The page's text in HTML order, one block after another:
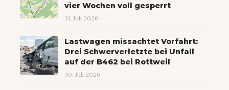
vier Wochen voll gesperrt
31. Juli 2026
Lastwagen missachtet Vorfahrt:
Drei Schwerverletzte bei Unfall
auf der B462 bei Rottweil
30. Juli 2026